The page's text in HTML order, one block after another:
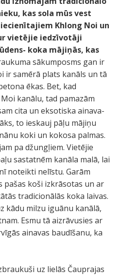
kas sola mūs vest
Khlong Noi un
vietējie iedzīvotāji
koka mājiņās, kas
sākumposms gan ir
ir samērā plats kanāls un tā
ēkas. Bet, kad
kanālu, tad pamazām
cita un eksotiska ainava-
to ieskauj pāļu mājiņu
koki un kokosa palmas.
pa džungļiem. Vietējie
sastatnēm kanāla malā, lai
noteikti nelīstu. Garām
pašas koši izkrāsotas un ar
tradicionālās koka laivas.
kādu milzu iguānu kanālā,
Esmu tā aizrāvusies ar
ainavas baudīšanu, ka
uz lielās Čauprajas